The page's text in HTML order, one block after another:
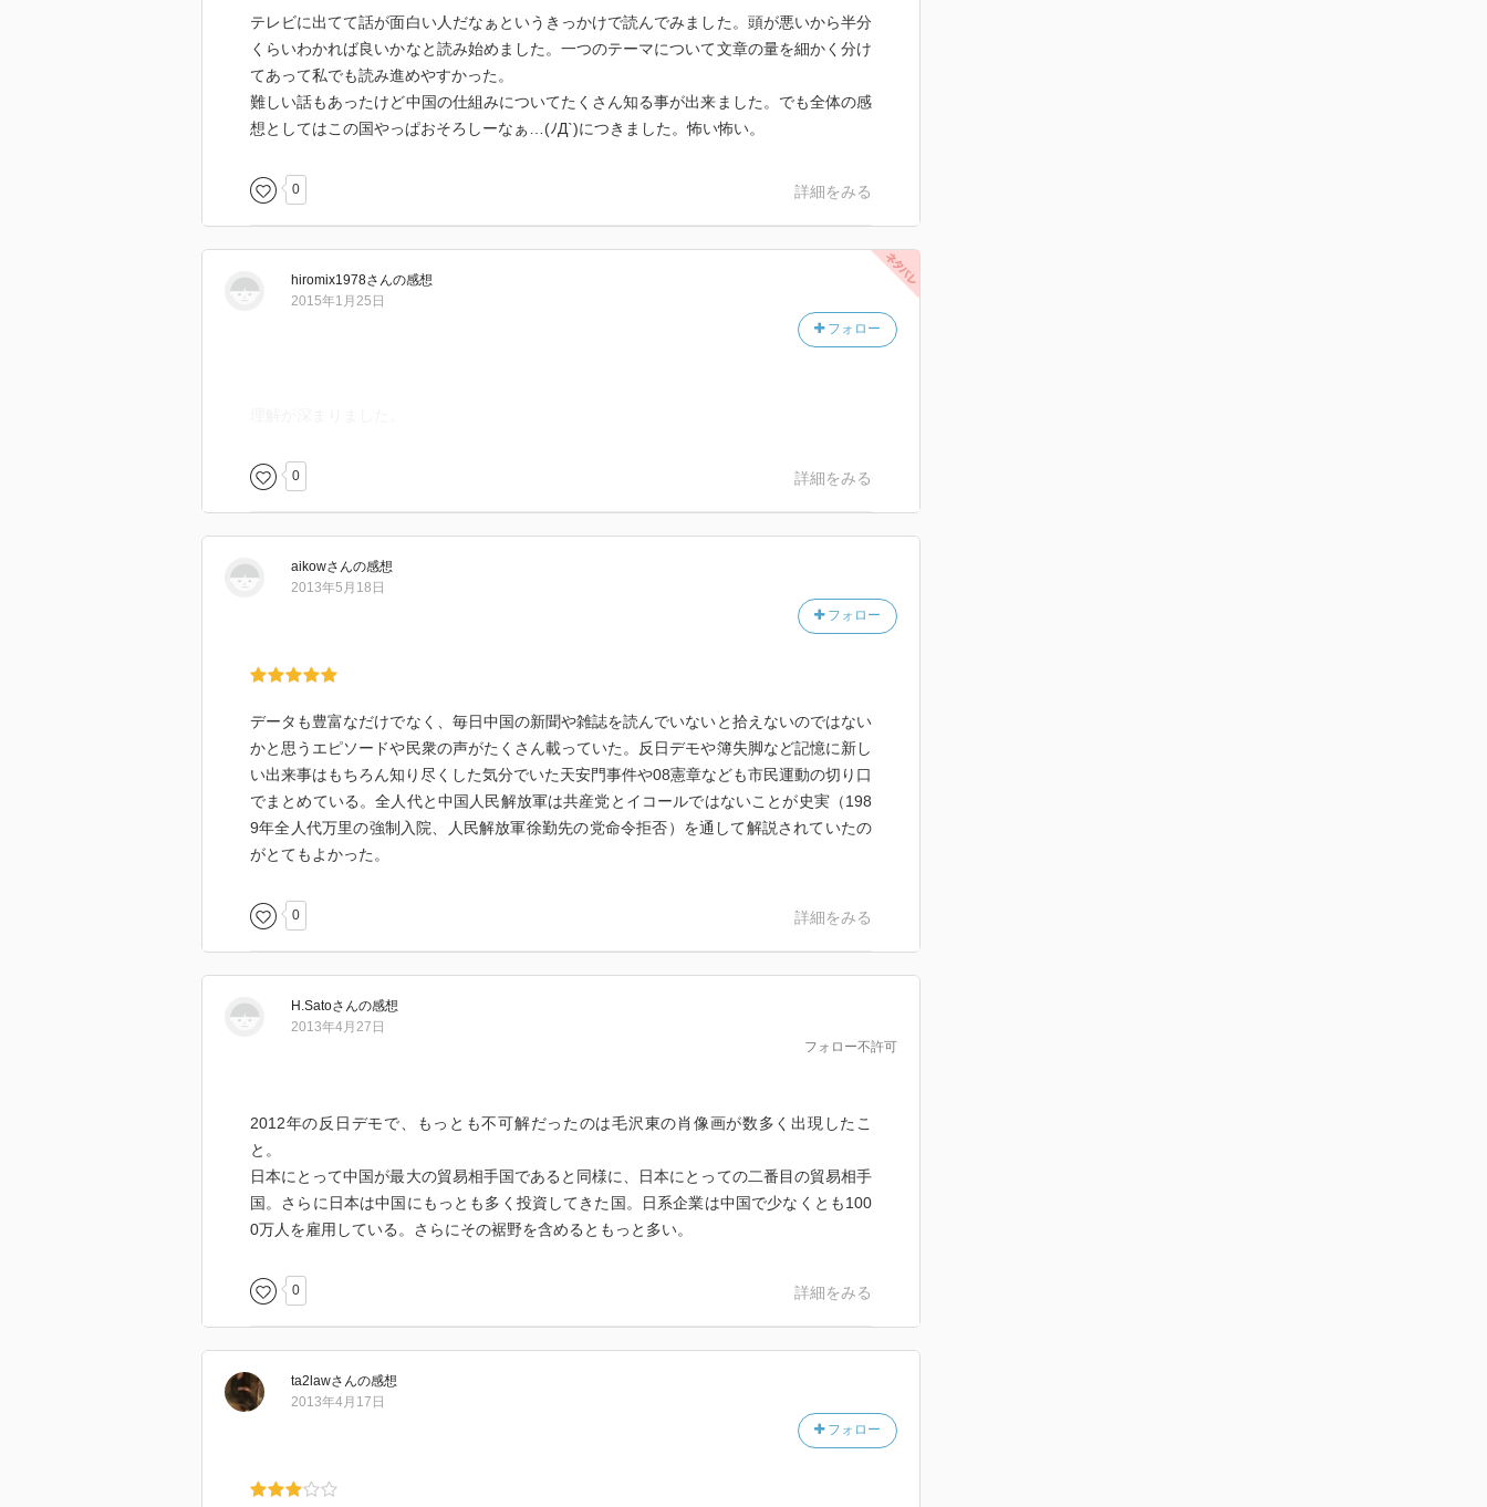
テレビに出てて話が面白い人だなぁというきっかけで読んでみました。頭が悪いから半分
くらいわかれば良いかなと読み始めました。一つのテーマについて文章の量を細かく分け
てあって私でも読み進めやすかった。
難しい話もあったけど中国の仕組みについてたくさん知る事が出来ました。でも全体の感
想としてはこの国やっぱおそろしーなぁ…(ﾉД`)につきました。怖い怖い。
0 詳細をみる
hiromix1978さんの感想
フォロー
2015年1月25日
0 詳細をみる
aikowさんの感想
フォロー
2013年5月18日
データも豊富なだけでなく、毎日中国の新聞や雑誌を読んでいないと拾えないのではない
かと思うエピソードや民衆の声がたくさん載っていた。反日デモや簿失脚など記憶に新し
い出来事はもちろん知り尽くした気分でいた天安門事件や08憲章なども市民運動の切り口
でまとめている。全人代と中国人民解放軍は共産党とイコールではないことが史実（198
9年全人代万里の強制入院、人民解放軍徐勤先の党命令拒否）を通して解説されていたの
がとてもよかった。
0 詳細をみる
H.Satoさんの感想
フォロー不許可
2013年4月27日
2012年の反日デモで、もっとも不可解だったのは毛沢東の肖像画が数多く出現したこ
と。
日本にとって中国が最大の貿易相手国であると同様に、日本にとっての二番目の貿易相手
国。さらに日本は中国にもっとも多く投資してきた国。日系企業は中国で少なくとも100
0万人を雇用している。さらにその裾野を含めるともっと多い。
0 詳細をみる
ta2lawさんの感想
フォロー
2013年4月17日